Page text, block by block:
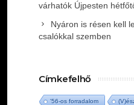
várhatók Újpesten
Nyáron is résen kell
csalókkal szemben
Címkefelhő
'56-os forradalom